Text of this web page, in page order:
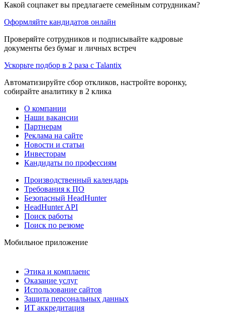
Какой соцпакет вы предлагаете семейным сотрудникам?
Оформляйте кандидатов онлайн
Проверяйте сотрудников и подписывайте кадровые
документы без бумаг и личных встреч
Ускорьте подбор в 2 раза с Talantix
Автоматизируйте сбор откликов, настройте воронку,
собирайте аналитику в 2 клика
О компании
Наши вакансии
Партнерам
Реклама на сайте
Новости и статьи
Инвесторам
Кандидаты по профессиям
Производственный календарь
Требования к ПО
Безопасный HeadHunter
HeadHunter API
Поиск работы
Поиск по резюме
Мобильное приложение
Этика и комплаенс
Оказание услуг
Использование сайтов
Защита персональных данных
ИТ аккредитация